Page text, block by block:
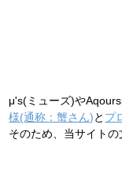
μ's(ミューズ)や
様(通称：蟹さん)と プ
そのため、当サイトの